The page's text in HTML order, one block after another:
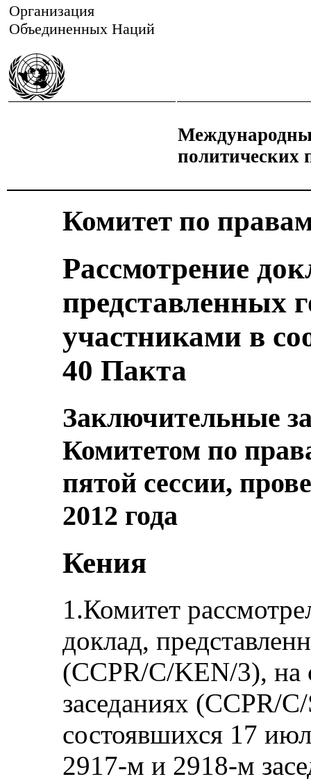
Организация
Объединенных Наций
политических
Комитет по
Рассмотрение
представленных
участниками в
40 Пакта
Заключительные
Комитетом по
пятой сессии,
2012 года
Кения
1.Комитет
доклад,
(CCPR/C/KEN/3),
заседаниях (CCPR/
состоявшихся 17
2917-м и 2918-м